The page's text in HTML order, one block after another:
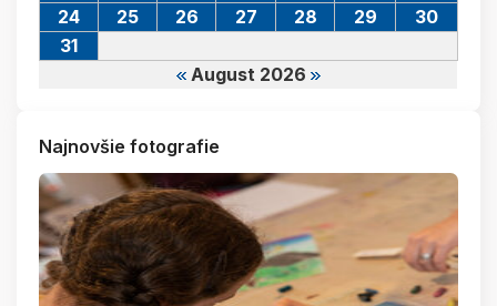
August 2026
24
25 26 27 28 29
30
31
Najnovšie fotografie